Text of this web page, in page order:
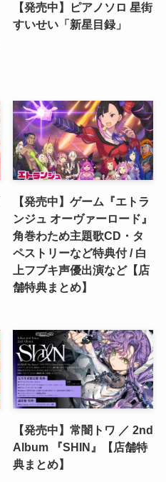
【発売中】ピアノソロ 星街
すいせい「新星目録」
【発売中】ゲーム『エトラ
ンジュ オーヴァーロード』
角巻わため主題歌CD・タ
ペストリーなど特典付 / 白
上フブキ声優出演など【店
舗特典まとめ】
【発売中】常闇トワ ／ 2nd
Album 『SHIN』【店舗特
典まとめ】